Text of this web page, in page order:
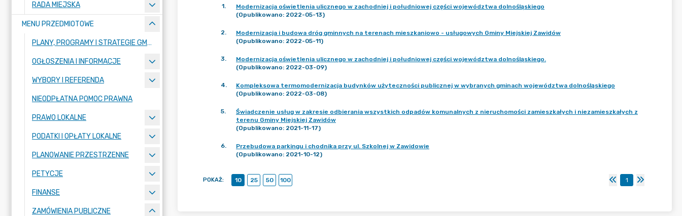
RADA MIEJSKA
MENU PRZEDMIOTOWE
PLANY, PROGRAMY I STRATEGIE GMINY
OGŁOSZENIA I INFORMACJE
WYBORY I REFERENDA
NIEODPŁATNA POMOC PRAWNA
PRAWO LOKALNE
PODATKI I OPŁATY LOKALNE
PLANOWANIE PRZESTRZENNE
PETYCJE
FINANSE
ZAMÓWIENIA PUBLICZNE
1.
Modernizacja oświetlenia ulicznego w zachodniej i południowej części województwa dolnośląskiego
(Opublikowano: 2022-05-13)
2.
Modernizacja i budowa dróg gminnych na terenach mieszkaniowo - usługowych Gminy Miejskiej Zawidów
(Opublikowano: 2022-05-11)
3.
Modernizacja oświetlenia ulicznego w zachodniej i południowej części województwa dolnośląskiego.
(Opublikowano: 2022-03-09)
4.
Kompleksowa termomodernizacja budynków użyteczności publicznej w wybranych gminach województwa dolnośląskiego
(Opublikowano: 2022-03-08)
5.
Świadczenie usług w zakresie odbierania wszystkich odpadów komunalnych z nieruchomości zamieszkałych i niezamieszkałych z
terenu Gminy Miejskiej Zawidów
(Opublikowano: 2021-11-17)
6.
Przebudowa parkingu i chodnika przy ul. Szkolnej w Zawidowie
(Opublikowano: 2021-10-12)
POKAŻ: 10 25 50 100 1